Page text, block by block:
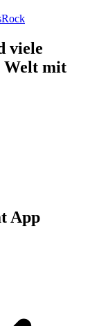
Rock
viele
Welt mit
App